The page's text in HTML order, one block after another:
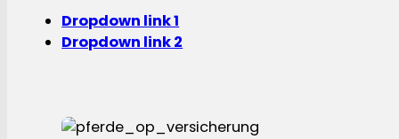
Dropdown link 1
Dropdown link 2